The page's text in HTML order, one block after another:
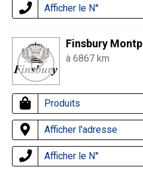
Afficher le N°
Finsbury
à 6867 km
Produits
Afficher l'adresse
Afficher le N°